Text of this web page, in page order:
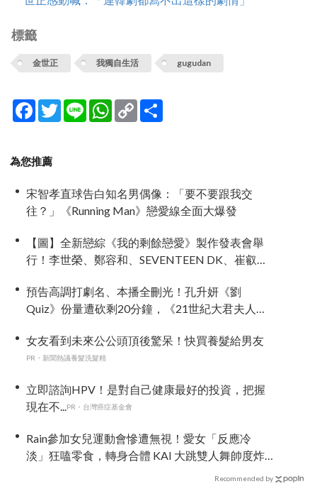
標籤
金世正 我獨自生活 gugudan
Facebook
TwitterLine WhatsApp
Copy
Link
為您推薦
宋智孝直球告白知名男偶像：「要不要跟我交
往？」《Running Man》戀愛線全面大爆發
【圖】全新戀綜《我的剩餘戀愛》製作發表會舉
行！李世榮、鄭容和、SEVENTEEN DK、崔叡娜
預告高調打劇名、本播全刪光！孔升妍《劉
Quiz》份量遭砍剩20分鐘，《21世紀大君夫人》
女友看到未來公公頭頂後驚呆！快買養髮給男友
PR・新聞熱議養髮洗髮精
立即諮詢HPV！是對自己健康最好的投資，把握
現在不...PR・台灣癌症基金會
Rain參加女兒運動會慘遭無視！愛女「反應冷
淡」狂嗑零食，轉身合體 KAI 大跳雙人舞帥度炸
Recommended by